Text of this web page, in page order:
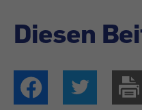
Diesen